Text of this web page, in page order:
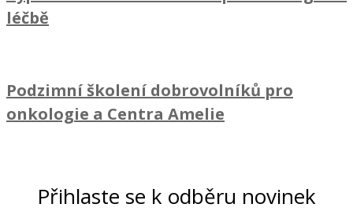
léčbě
Podzimní školení dobrovolníků pro
onkologie a Centra Amelie
Přihlaste se k odběru novinek